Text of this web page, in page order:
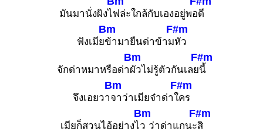
มันมานั่งผิงไฟล่ะใกล้กับเองอยู่พอดี
ฟังเมีย
Bm
ข้ามายืนด่าข้าม
F#m
หัว
จักด่าหมาหรือด่า
Bm
ผัวไม่รู้ตัวกันเลย
F#m
นี้
จึงเอยวา
Bm
จาว่าเมียจ๋าด่าใ
F#m
คร
เมียก็สวนไอ้อย่างไ
Bm
ว ว่าด่าแกนะ
F#m
สิ